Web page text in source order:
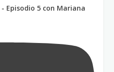
Episodio 5 con Mariana